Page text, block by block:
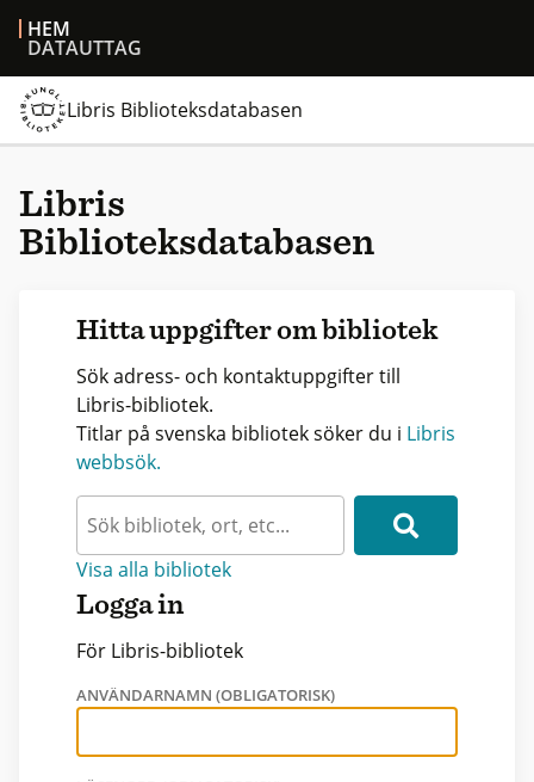
HEM
DATAUTTAG
Libris Biblioteksdatabasen
Libris
Biblioteksdatabasen
Hitta uppgifter om bibliotek
Sök adress- och kontaktuppgifter till
Libris-bibliotek.
Titlar på svenska bibliotek söker du i Libris
webbsök.
Visa alla bibliotek
Logga in
För Libris-bibliotek
ANVÄNDARNAMN (OBLIGATORISK)